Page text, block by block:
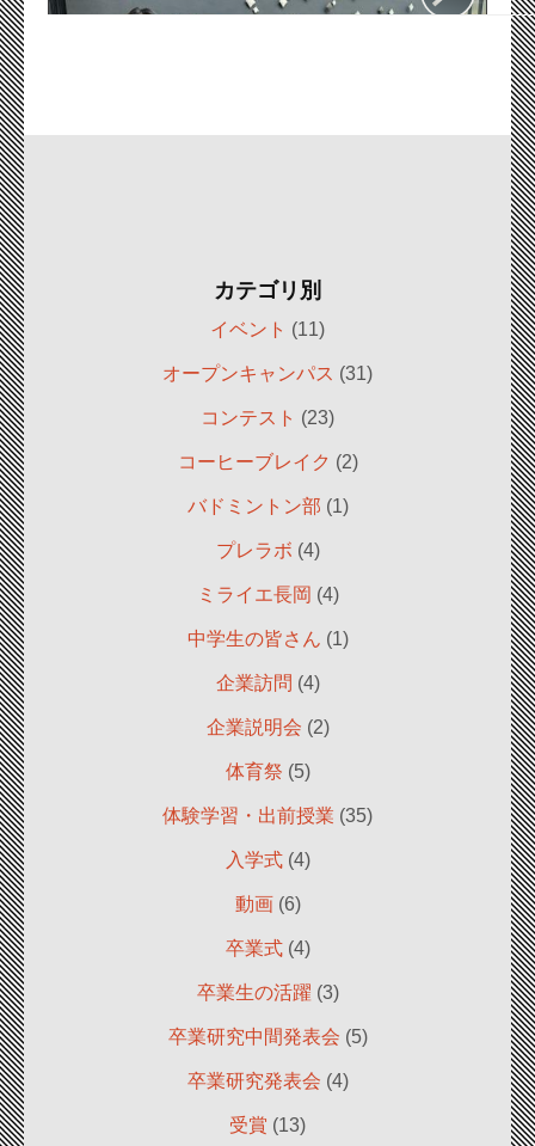
カテゴリ別
イベント (11)
オープンキャンパス (31)
コンテスト (23)
コーヒーブレイク (2)
バドミントン部 (1)
プレラボ (4)
ミライエ長岡 (4)
中学生の皆さん (1)
企業訪問 (4)
企業説明会 (2)
体育祭 (5)
体験学習・出前授業 (35)
入学式(4)
動画(6)
卒業式(4)
卒業生の活躍 (3)
卒業研究中間発表会 (5)
卒業研究発表会 (4)
受賞 (13)